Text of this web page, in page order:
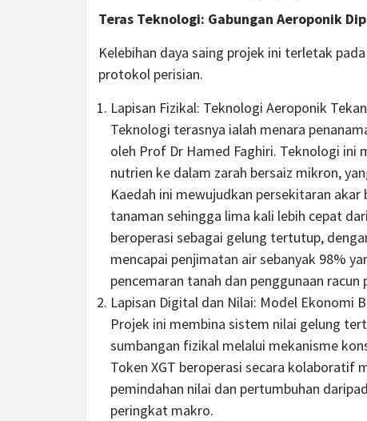
Teras Teknologi: Gabungan Aeroponik
Kelebihan daya saing projek ini terletak
protokol perisian.
Lapisan Fizikal: Teknologi Aeroponik
Teknologi terasnya ialah menara
oleh Prof Dr Hamed Faghiri. Teknologi ini
nutrien ke dalam zarah bersaiz mikron,
Kaedah ini mewujudkan persekitaran
tanaman sehingga lima kali lebih cepat
beroperasi sebagai gelung tertutup,
mencapai penjimatan air sebanyak 98%
pencemaran tanah dan penggunaan racun
Lapisan Digital dan Nilai: Model Ekonomi
Projek ini membina sistem nilai gelung
sumbangan fizikal melalui mekanisme
Token XGT beroperasi secara kolaboratif
pemindahan nilai dan pertumbuhan
peringkat makro.